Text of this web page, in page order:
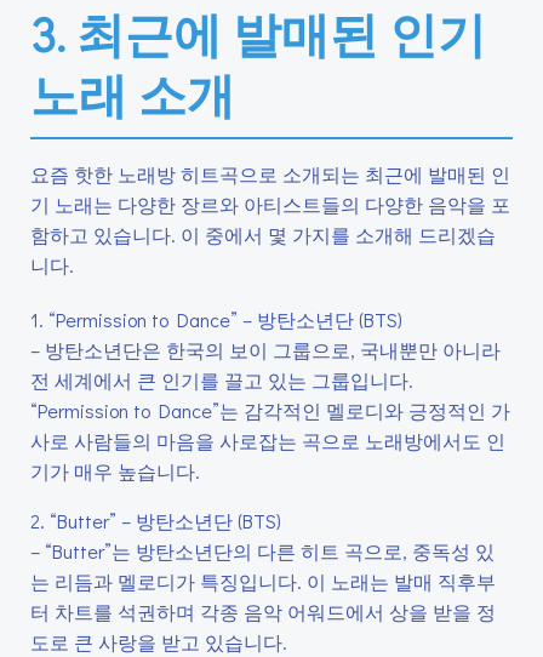
3. 최근에 발매된 인기
노래 소개
요즘 핫한 노래방 히트곡으로 소개되는 최근에 발매된 인
기 노래는 다양한 장르와 아티스트들의 다양한 음악을 포
함하고 있습니다. 이 중에서 몇 가지를 소개해 드리겠습
니다.
1. “Permission to Dance” – 방탄소년단 (BTS)
– 방탄소년단은 한국의 보이 그룹으로, 국내뿐만 아니라
전 세계에서 큰 인기를 끌고 있는 그룹입니다.
“Permission to Dance”는 감각적인 멜로디와 긍정적인 가
사로 사람들의 마음을 사로잡는 곡으로 노래방에서도 인
기가 매우 높습니다.
2. “Butter” – 방탄소년단 (BTS)
– “Butter”는 방탄소년단의 다른 히트 곡으로, 중독성 있
는 리듬과 멜로디가 특징입니다. 이 노래는 발매 직후부
터 차트를 석권하며 각종 음악 어워드에서 상을 받을 정
도로 큰 사랑을 받고 있습니다.